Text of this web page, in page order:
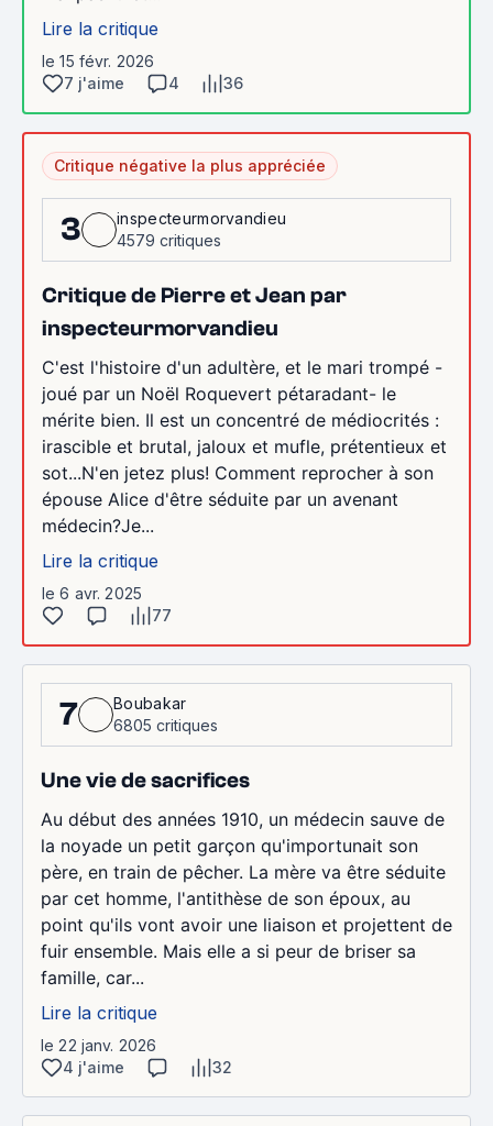
Lire la critique
le 15 févr. 2026
7 j'aime
4 36
Critique négative la plus appréciée
3
inspecteurmorvandieu
4579 critiques
Critique de Pierre et Jean par
inspecteurmorvandieu
C'est l'histoire d'un adultère, et le mari trompé -
joué par un Noël Roquevert pétaradant- le
mérite bien. Il est un concentré de médiocrités :
irascible et brutal, jaloux et mufle, prétentieux et
sot...N'en jetez plus! Comment reprocher à son
épouse Alice d'être séduite par un avenant
médecin?Je...
Lire la critique
le 6 avr. 2025
77
7
Boubakar
6805 critiques
Une vie de sacrifices
Au début des années 1910, un médecin sauve de
la noyade un petit garçon qu'importunait son
père, en train de pêcher. La mère va être séduite
par cet homme, l'antithèse de son époux, au
point qu'ils vont avoir une liaison et projettent de
fuir ensemble. Mais elle a si peur de briser sa
famille, car...
Lire la critique
le 22 janv. 2026
4 j'aime
32